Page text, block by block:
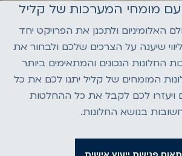
מומחי המערכות של קליל
האלומיניום ולתכנן את הפרויקט יחד
שיענה על הצרכים שלכם ולבחור את
החלונות הנכונים והמתאימים ביותר
המומחים של קליל יתנו לכם את כל
לכם לקבל את כל ההחלטות
בנושא החלונות.